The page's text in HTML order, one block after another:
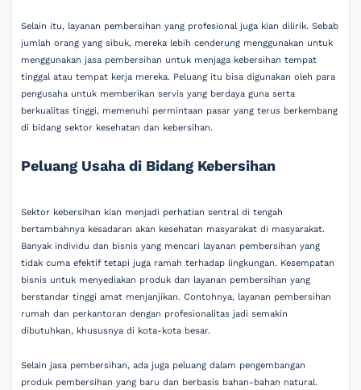
Selain itu, layanan pembersihan yang profesional juga kian dilirik. Sebab
jumlah orang yang sibuk, mereka lebih cenderung menggunakan untuk
menggunakan jasa pembersihan untuk menjaga kebersihan tempat
tinggal atau tempat kerja mereka. Peluang itu bisa digunakan oleh para
pengusaha untuk memberikan servis yang berdaya guna serta
berkualitas tinggi, memenuhi permintaan pasar yang terus berkembang
di bidang sektor kesehatan dan kebersihan.
Peluang Usaha di Bidang Kebersihan
Sektor kebersihan kian menjadi perhatian sentral di tengah
bertambahnya kesadaran akan kesehatan masyarakat di masyarakat.
Banyak individu dan bisnis yang mencari layanan pembersihan yang
tidak cuma efektif tetapi juga ramah terhadap lingkungan. Kesempatan
bisnis untuk menyediakan produk dan layanan pembersihan yang
berstandar tinggi amat menjanjikan. Contohnya, layanan pembersihan
rumah dan perkantoran dengan profesionalitas jadi semakin
dibutuhkan, khususnya di kota-kota besar.
Selain jasa pembersihan, ada juga peluang dalam pengembangan
produk pembersihan yang baru dan berbasis bahan-bahan natural.